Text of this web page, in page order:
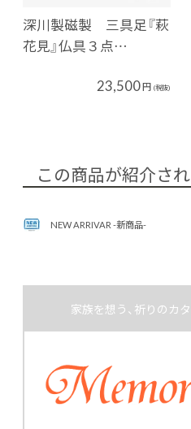
深川製磁製 三具足『萩
花見』仏具３点…
23,500円 (税抜)
この商品が紹介さ
NEW ARRIVAR -新商品-
家族を想う、祈りのカ